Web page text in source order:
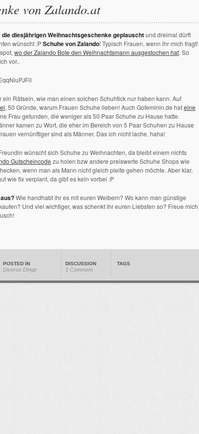
von Zalando.at
diesjährigen Weihnachtsgeschenke geplauschtund dreimal dürft
wünscht :PSchuhe von Zalando! Typisch Frauen, wenn ihr mich fragt!
wo der Zalando Bote den Weihnachtsmann ausgestochen hat. So
vor..
ein Rätseln, wie man einen solchen Schuhtick nur haben kann. Auf
, 50 Gründe, warum Frauen Schuhe lieben! Auch Gofeminin.de hateine
Frau gefunden, die weniger als 50 Paar Schuhe zu Hause hatte.
kamen zu Wort, die eher im Bereich von 5 Paar Schuhen zu Hause
vernünftiger sind als Männer. Das ich nicht lache, haha!
wünscht sich Schuhe zu Weihnachten, da bleibt einem nichts
Gutscheincode zu holen bzw andere preiswerte Schuhe Shops wie
wenn man als Mann nicht gleich pleite gehen möchte. Aber klar,
wie fix verplant, da gibt es kein vorbei :P
Wie handhabt ihr es mit euren Weibern? Wo kann man günstige
Und viel wichtiger, was schenkt ihr euren Liebsten so? Freue mich
POSTED IN
Diverse Dinge
DISCUSSION
1 Comment
TAGS